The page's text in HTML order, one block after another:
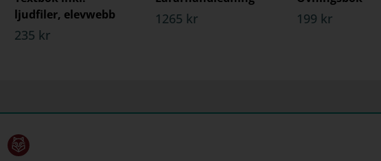
ljudfiler, elevwebb
235 kr
1265 kr 199 kr